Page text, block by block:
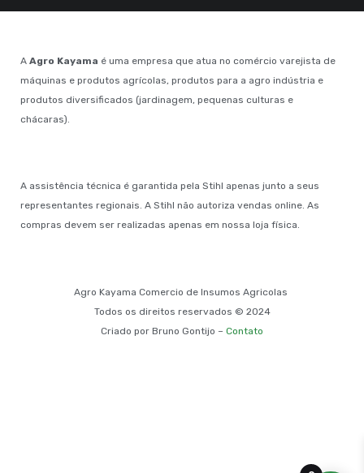
A Agro Kayama é uma empresa que atua no comércio varejista de
máquinas e produtos agrícolas, produtos para a agro indústria e
produtos diversificados (jardinagem, pequenas culturas e
chácaras).
A assistência técnica é garantida pela Stihl apenas junto a seus
representantes regionais. A Stihl não autoriza vendas online. As
compras devem ser realizadas apenas em nossa loja física.
Agro Kayama Comercio de Insumos Agricolas
Todos os direitos reservados © 2024
Criado por Bruno Gontijo – Contato